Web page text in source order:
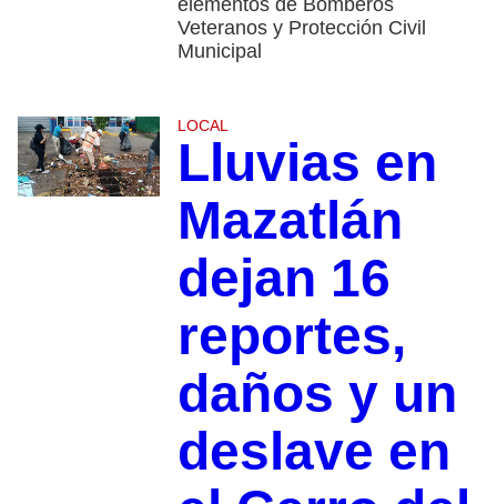
elementos de Bomberos
Veteranos y Protección Civil
Municipal
LOCAL
Lluvias en
Mazatlán
dejan 16
reportes,
daños y un
deslave en